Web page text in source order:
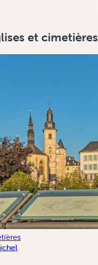
et cimetières